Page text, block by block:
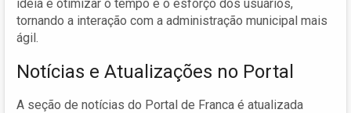
ideia é otimizar o tempo e o esforço dos usuários,
tornando a interação com a administração municipal mais
ágil.
Notícias e Atualizações no Portal
A seção de notícias do Portal de Franca é atualizada